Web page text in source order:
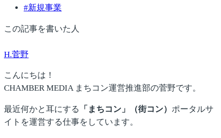
#新規事業
この記事を書いた人
H.菅野
こんにちは！
CHAMBER MEDIA まちコン運営推進部の菅野です。
最近何かと耳にする 「まちコン」（街コン） ポータルサ
イトを運営する仕事をしています。